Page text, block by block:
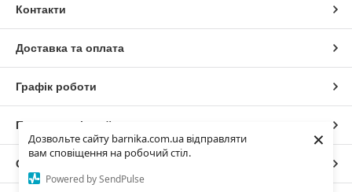
Дозвольте сайту barnika.com.ua відправляти
вам сповіщення на робочий стіл.
Powered by SendPulse
×
Контакти
Доставка та оплата
Графік роботи
Повна версія сайту
Сайт створено на маркетплейсі